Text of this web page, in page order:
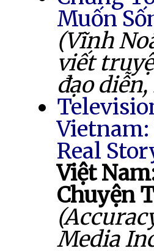
Muốn
(Vĩnh
viết
đạo diễn,
Vietnam:
Real
Việt
Chuyện
Media